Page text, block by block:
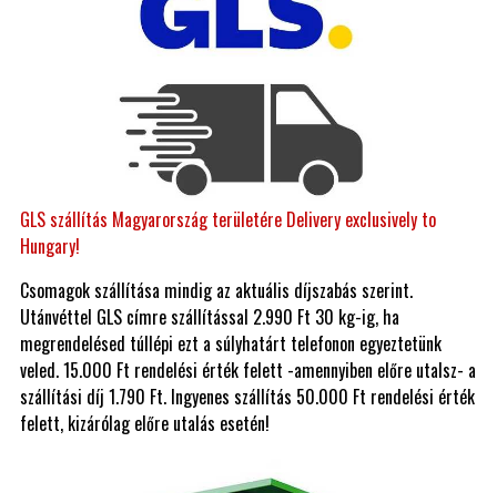
GLS szállítás Magyarország területére Delivery exclusively to
Hungary!
Csomagok szállítása mindig az aktuális díjszabás szerint.
Utánvéttel GLS címre szállítással 2.990 Ft 30 kg-ig, ha
megrendelésed túllépi ezt a súlyhatárt telefonon egyeztetünk
veled. 15.000 Ft rendelési érték felett -amennyiben előre utalsz- a
szállítási díj 1.790 Ft. Ingyenes szállítás 50.000 Ft rendelési érték
felett, kizárólag előre utalás esetén!